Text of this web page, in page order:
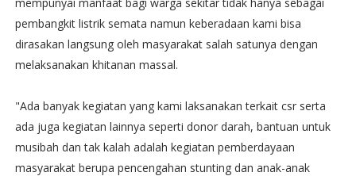
pembangkit listrik semata namun keberadaan kami bisa
dirasakan langsung oleh masyarakat salah satunya dengan
melaksanakan khitanan massal.
"Ada banyak kegiatan yang kami laksanakan terkait csr serta
ada juga kegiatan lainnya seperti donor darah, bantuan untuk
musibah dan tak kalah adalah kegiatan pemberdayaan
masyarakat berupa pencengahan stunting dan anak-anak